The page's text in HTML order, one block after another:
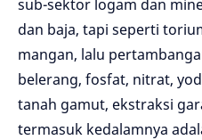
sub-sektor logam dan
dan baja, tapi seperti
mangan, lalu
belerang, fosfat, nitrat,
tanah gamut, ekstraksi
termasuk kedalamnya